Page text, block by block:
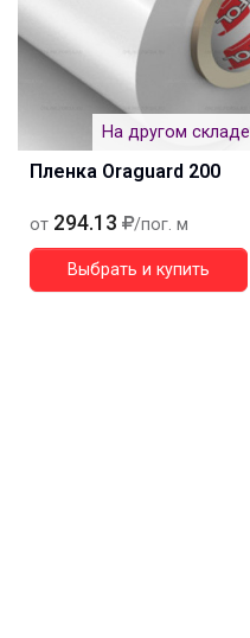
На другом складе
Пленка Oraguard 200
от 294.13 /пог. м
Выбрать и купить